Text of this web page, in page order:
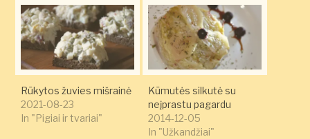
Rūkytos žuvies mišrainė
2021-08-23
In "Pigiai ir tvariai"
Kūmutės silkutė su
neįprastu pagardu
2014-12-05
In "Užkandžiai"